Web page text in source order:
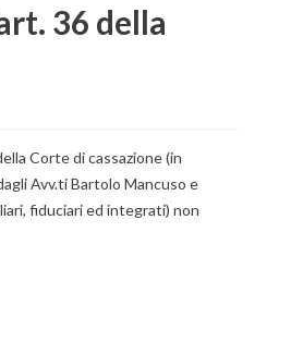
36 della
Corte di cassazione (in
Avv.ti Bartolo Mancuso e
fiduciari ed integrati) non